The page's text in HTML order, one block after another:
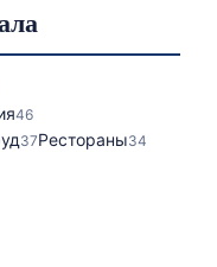
46
37Рестораны34